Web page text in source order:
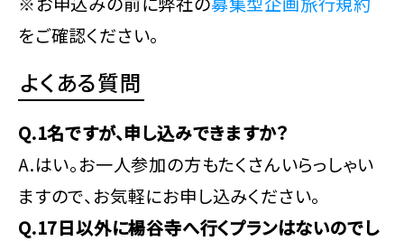
をご確認ください。
よくある質問
Q.1名ですが、申し込みできますか？
A.はい。お一人参加の方もたくさんいらっしゃい
ますので、お気軽にお申し込みください。
Q.17日以外に楊谷寺へ行くプランはないのでし